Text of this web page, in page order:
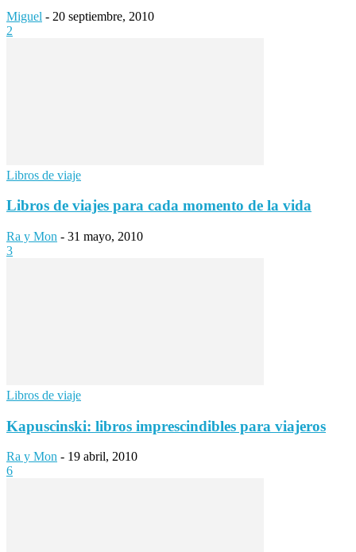
Miguel - 20 septiembre, 2010
2
Libros de viaje
Libros de viajes para cada momento de la vida
Ra y Mon - 31 mayo, 2010
3
Libros de viaje
Kapuscinski: libros imprescindibles para viajeros
Ra y Mon - 19 abril, 2010
6